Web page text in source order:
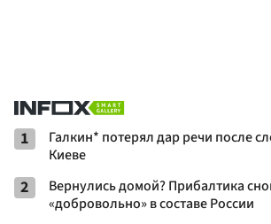
1
Галкин* потерял дар речи после
Киеве
2
Вернулись домой? Прибалтика
«добровольно» в составе России